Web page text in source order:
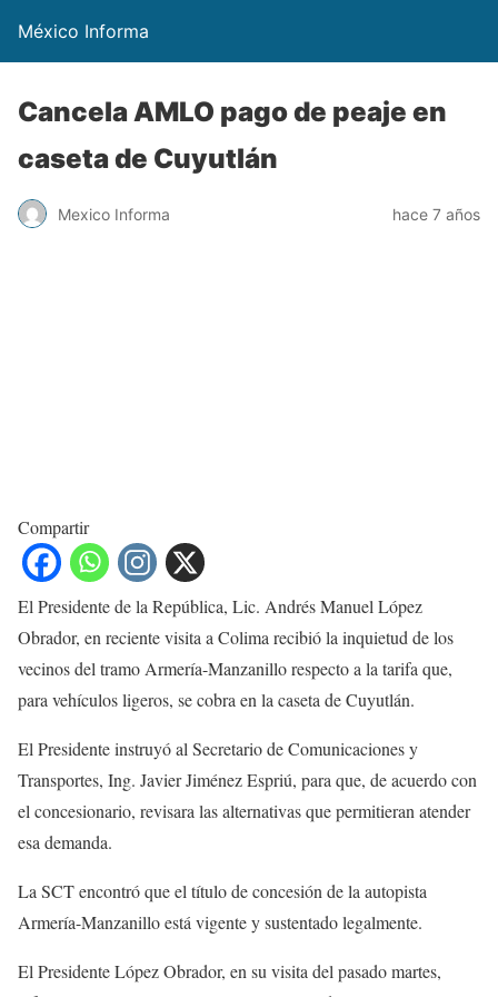
México Informa
Cancela AMLO pago de peaje en
caseta de Cuyutlán
Mexico Informa hace 7 años
Compartir
El Presidente de la República, Lic. Andrés Manuel López
Obrador, en reciente visita a Colima recibió la inquietud de los
vecinos del tramo Armería-Manzanillo respecto a la tarifa que,
para vehículos ligeros, se cobra en la caseta de Cuyutlán.
El Presidente instruyó al Secretario de Comunicaciones y
Transportes, Ing. Javier Jiménez Espriú, para que, de acuerdo con
el concesionario, revisara las alternativas que permitieran atender
esa demanda.
La SCT encontró que el título de concesión de la autopista
Armería-Manzanillo está vigente y sustentado legalmente.
El Presidente López Obrador, en su visita del pasado martes,